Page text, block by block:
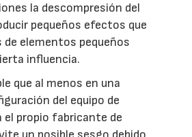
la descompresión del
pequeños efectos que
elementos pequeños
influencia.
que al menos en una
del equipo de
el propio fabricante de